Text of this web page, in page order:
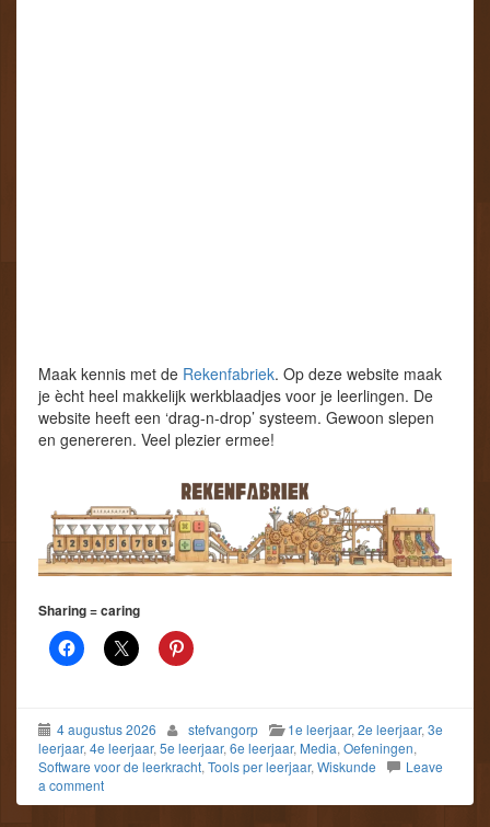
Maak kennis met de Rekenfabriek. Op deze website maak
je ècht heel makkelijk werkblaadjes voor je leerlingen. De
website heeft een ‘drag-n-drop’ systeem. Gewoon slepen
en genereren. Veel plezier ermee!
Sharing = caring
4 augustus 2026 stefvangorp 1e leerjaar, 2e leerjaar, 3e
leerjaar, 4e leerjaar, 5e leerjaar, 6e leerjaar, Media, Oefeningen,
Software voor de leerkracht, Tools per leerjaar, Wiskunde
Leave
a comment